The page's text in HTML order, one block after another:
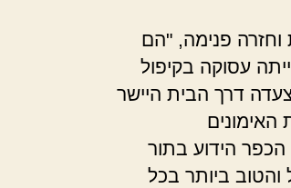
פנימה, "הם
עסוקה בקיפול
דרך הבית היישר
הידוע בתור
ביותר בכל